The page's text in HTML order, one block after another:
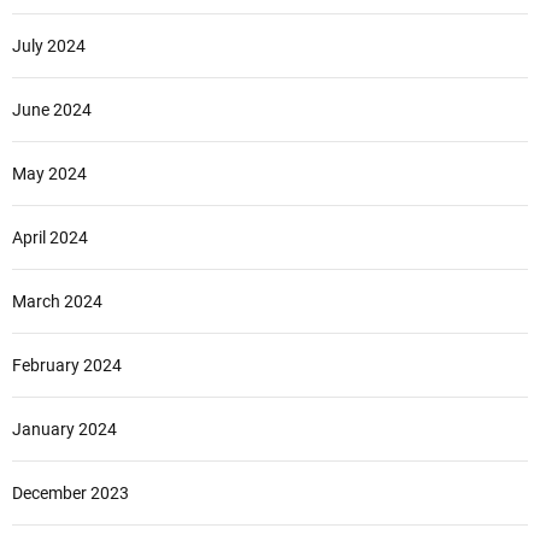
July 2024
June 2024
May 2024
April 2024
March 2024
February 2024
January 2024
December 2023